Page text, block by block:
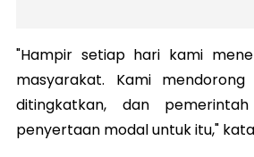
"Hampir setiap hari kami
masyarakat. Kami mendorong
ditingkatkan, dan
penyertaan modal untuk itu,"